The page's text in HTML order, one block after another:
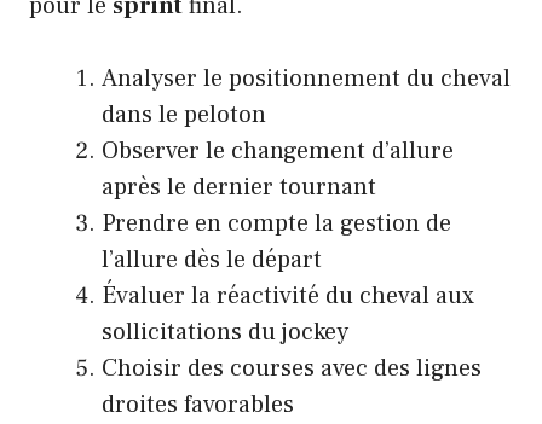
Analyser le positionnement du cheval
dans le peloton
Observer le changement d’allure
après le dernier tournant
Prendre en compte la gestion de
l’allure dès le départ
Évaluer la réactivité du cheval aux
sollicitations du jockey
Choisir des courses avec des lignes
droites favorables